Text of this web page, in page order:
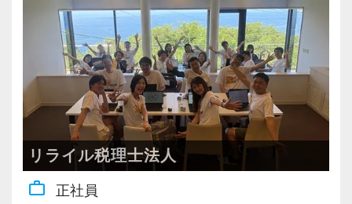
ーション力を磨くこと。
当社では、全員がお客様のことを一番に考え、
最新の税務・会計サービスを提供しています。
現時点で深い知識や経験をお持ちでなくても安
心してください！
社員と同じように実務経験を積みながら税法や
会計の知識を得られるようフォロー体制はバッ
チリです。
20代が中心となっており、専門学校が近くにあ
ることから資格取得に励むスタッフが多く活躍
しています。
若いメンバーが多く明るい雰囲気で、全員がや
る気に満ちあふれています。
自主性がある方には活躍できる舞台はいくらで
もご用意するので、この業界で何か成し遂げた
2022年11月、2025年7月にそれぞれ5％、2026
年10月にはパート職を含む全職種を対象に10％
のベースアップを実施します。
■仕事もイベントも、本気で楽しむ
「所長」「先生」と呼び合わないフラットな文
化に加え、リモート勤務や時差出勤など柔軟な
働き方を整えています。
ワーケーション、部活動、社内イベントも豊富
リライル税理士法人
work_outline 正社員